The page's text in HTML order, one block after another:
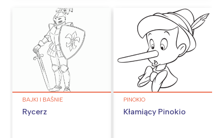
BAJKI I BAŚNIE
Rycerz
PINOKIO
Kłamiący Pinokio